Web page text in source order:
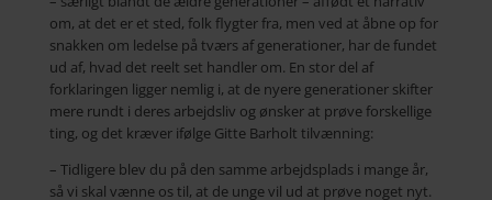
om, at det er et sted, folk flygter fra, men ved at åbne op for
snakken om ledelse på tværs af generationer, har de fundet
ud af, hvad det reelt set handler om. En stor del af
forklaringen ligger nemlig i, at de nyere generationer skifter
mere rundt i deres arbejdsliv og ønsker at prøve forskellige
ting, og det kræver ifølge Gitte Barholt tilvænning:
– Tidligere blev du på den samme arbejdsplads i mange år,
så vi skal vænne os til, at de unge vil ud at prøve noget nyt.